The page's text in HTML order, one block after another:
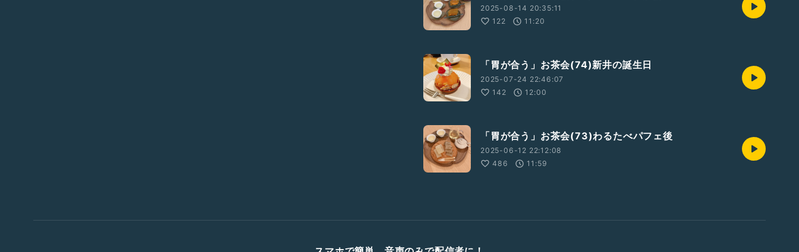
2025-08-14 20:35:11
122
11:20
「胃が合う」お茶会(74)新井の誕生日
2025-07-24 22:46:07
142
12:00
「胃が合う」お茶会(73)わるたべパフェ後
2025-06-12 22:12:08
486
11:59